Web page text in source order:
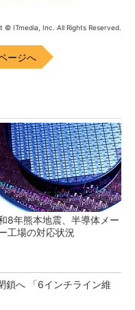
© ITmedia, Inc. All Rights Reserved.
ージへ
8年熊本地震、半導体メー
工場の対応状況
鎖へ 「6インチライン維